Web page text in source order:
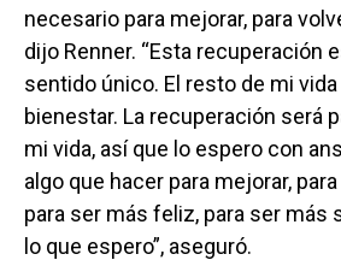
necesario para mejorar, para
dijo Renner. “Esta recuperación
sentido único. El resto de mi
bienestar. La recuperación será
mi vida, así que lo espero con
algo que hacer para mejorar,
para ser más feliz, para ser más
lo que espero”, aseguró.